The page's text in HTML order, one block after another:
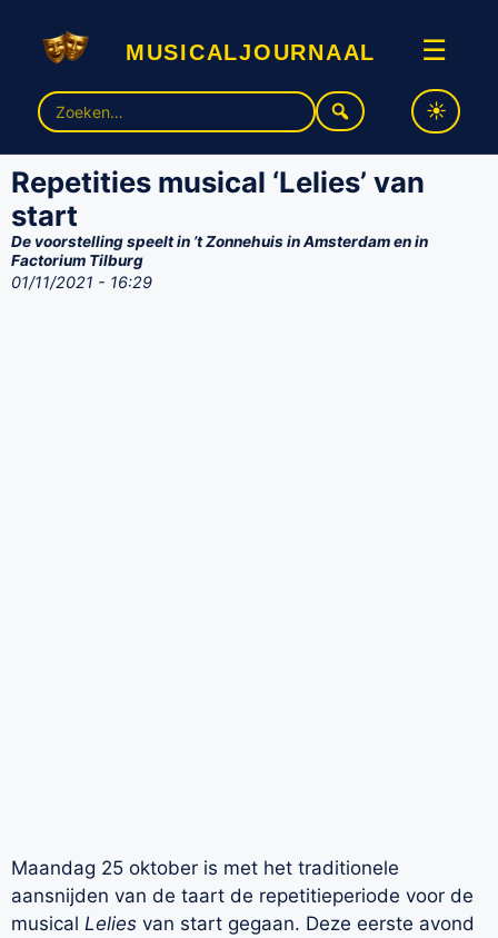
musicaljournaal ☰
Zoek
naar:
Repetities musical ‘Lelies’ van
start
De voorstelling speelt in ’t Zonnehuis in Amsterdam en in
Factorium Tilburg
01/11/2021 - 16:29
Maandag 25 oktober is met het traditionele
aansnijden van de taart de repetitieperiode voor de
musical Lelies van start gegaan. Deze eerste avond